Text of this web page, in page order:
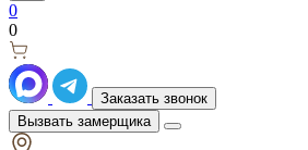
0
0
Заказать звонок
Вызвать замерщика